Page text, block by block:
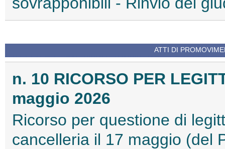
ATTI DI
n. 10 RICORSO PER
maggio 2026
Ricorso per questione di
cancelleria il 17 maggio (del